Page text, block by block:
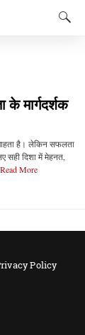
मार्गदर्शक
है। लेकिन सफलता
सही दिशा में मेहनत,
Read More
Policy